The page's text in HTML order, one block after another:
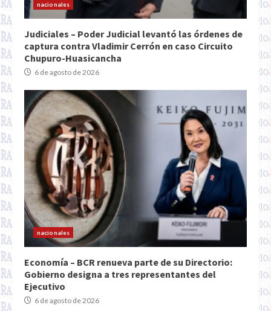
nacionales
Judiciales – Poder Judicial levantó las órdenes de
captura contra Vladimir Cerrón en caso Circuito
Chupuro-Huasicancha
6 de agosto de 2026
nacionales
Economía – BCR renueva parte de su Directorio:
Gobierno designa a tres representantes del
Ejecutivo
6 de agosto de 2026